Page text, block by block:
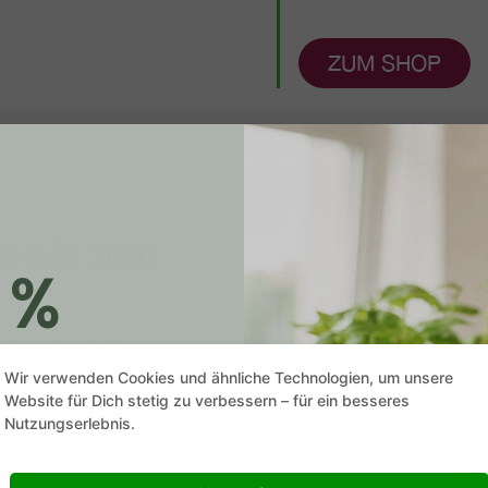
ZUM SHOP
bis zum
zusam­
haben.
unseren Mont­mo­ren­
Wir verwenden Cookies und ähnliche Technologien, um unsere
Website für Dich stetig zu verbessern – für ein besseres
Nutzungserlebnis.